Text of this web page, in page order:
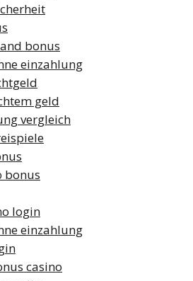
bonus
einzahlung
geld
vergleich
bonus
login
einzahlung
casino